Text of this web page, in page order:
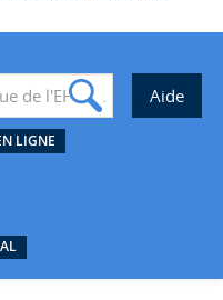
LIGNE